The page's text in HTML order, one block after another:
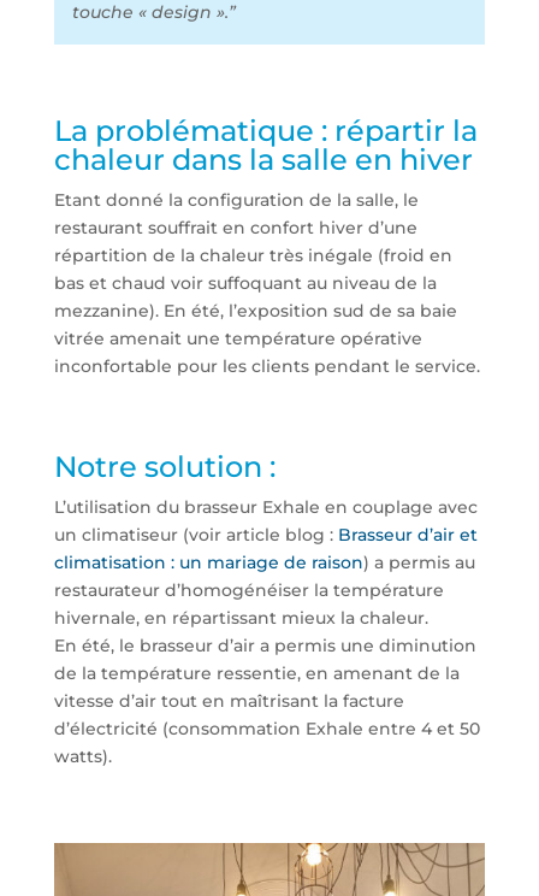
touche « design ».”
La problématique : répartir la
chaleur dans la salle en hiver
Etant donné la configuration de la salle, le
restaurant souffrait en confort hiver d’une
répartition de la chaleur très inégale (froid en
bas et chaud voir suffoquant au niveau de la
mezzanine). En été, l’exposition sud de sa baie
vitrée amenait une température opérative
inconfortable pour les clients pendant le service.
Notre solution :
L’utilisation du brasseur Exhale en couplage avec
un climatiseur (voir article blog : Brasseur d’air et
climatisation : un mariage de raison) a permis au
restaurateur d’homogénéiser la température
hivernale, en répartissant mieux la chaleur.
En été, le brasseur d’air a permis une diminution
de la température ressentie, en amenant de la
vitesse d’air tout en maîtrisant la facture
d’électricité (consommation Exhale entre 4 et 50
watts).